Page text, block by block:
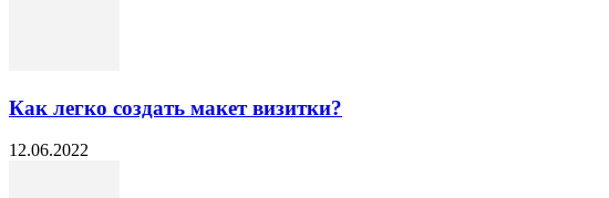
Как легко создать макет визитки?
12.06.2022